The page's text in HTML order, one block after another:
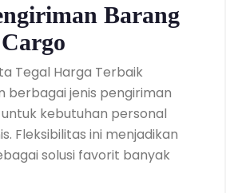
Barang
Tegal Harga Terbaik
berbagai jenis pengiriman
kebutuhan personal
Fleksibilitas ini menjadikan
solusi favorit banyak